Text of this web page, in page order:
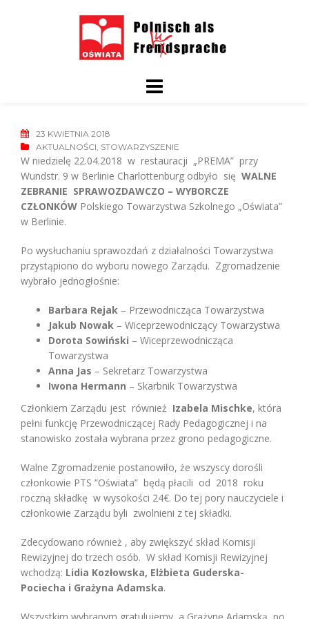
23 KWIETNIA 2018
AKTUALNOŚCI, STOWARZYSZENIE
W niedzielę 22.04.2018 w restauracji „PREMA” przy
Wundstr. 9 w Berlinie Charlottenburg odbyło się WALNE
ZEBRANIE SPRAWOZDAWCZO – WYBORCZE
CZŁONKÓW Polskiego Towarzystwa Szkolnego „Oświata”
w Berlinie.
Po wysłuchaniu sprawozdań z działalności Towarzystwa
przystąpiono do wyboru nowego Zarządu. Zgromadzenie
wybrało jednogłośnie:
Barbara Rejak – Przewodnicząca Towarzystwa
Jakub Nowak – Wiceprzewodniczący Towarzystwa
Dorota Sowiński – Wiceprzewodnicząca
Towarzystwa
Anna Jas – Sekretarz Towarzystwa
Iwona Hermann – Skarbnik Towarzystwa
Członkiem Zarządu jest również Izabela Mischke, która
pełni funkcję Przewodniczącej Rady Pedagogicznej i na
stanowisko została wybrana przez grono pedagogiczne.
Walne Zgromadzenie postanowiło, że wszyscy dorośli
członkowie PTS ”Oświata” będą płacili od 2018 roku
roczną składkę w wysokości 24€. Do tej pory nauczyciele i
członkowie Zarządu byli zwolnieni z tej składki.
Zdecydowano również , aby zwiększyć skład Komisji
Rewizyjnej do trzech osób. W skład Komisji Rewizyjnej
wchodzą: Lidia Kozłowska, Elżbieta Guderska-
Pociecha i Grażyna Adamska.